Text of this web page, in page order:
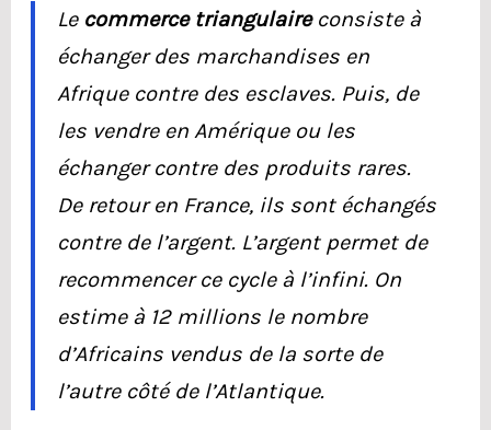
Le commerce triangulaireconsiste à
échanger des marchandises en
Afrique contre des esclaves. Puis, de
les vendre en Amérique ou les
échanger contre des produits rares.
De retour en France, ils sont échangés
contre de l’argent. L’argent permet de
recommencer ce cycle à l’infini. On
estime à 12 millions le nombre
d’Africains vendus de la sorte de
l’autre côté de l’Atlantique.